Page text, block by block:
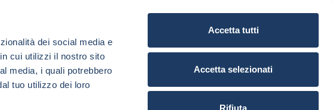
dei social media e
cui utilizzi il nostro sito
media, i quali potrebbero
tuo utilizzo dei loro
Accetta tutti
Accetta selezionati
Rifiuta